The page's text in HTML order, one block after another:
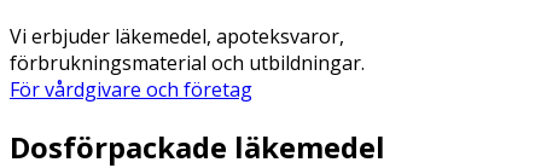
Vi erbjuder läkemedel, apoteksvaror,
förbrukningsmaterial och utbildningar.
För vårdgivare och företag
Dosförpackade läkemedel